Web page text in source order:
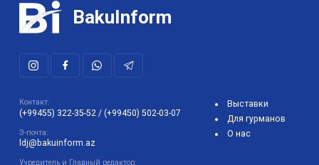
BakuInform
Контакт:
(+99455) 322-35-52 / (+99450) 502-03-07
Э-почта:
ldj@bakuinform.az
Учредитель и Главный редактор:
Выставки
Для гурманов
О нас